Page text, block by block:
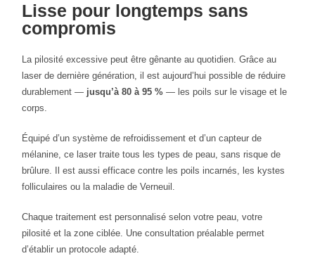
Lisse pour longtemps sans
compromis
La pilosité excessive peut être gênante au quotidien. Grâce au
laser de dernière génération, il est aujourd’hui possible de réduire
durablement — jusqu’à 80 à 95 %— les poils sur le visage et le
corps.
Équipé d’un système de refroidissement et d’un capteur de
mélanine, ce laser traite tous les types de peau, sans risque de
brûlure. Il est aussi efficace contre les poils incarnés, les kystes
folliculaires ou la maladie de Verneuil.
Chaque traitement est personnalisé selon votre peau, votre
pilosité et la zone ciblée. Une consultation préalable permet
d’établir un protocole adapté.